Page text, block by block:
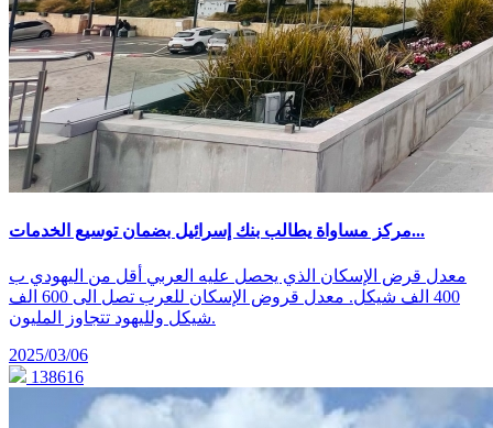
مركز مساواة يطالب بنك إسرائيل بضمان توسيع الخدمات...
معدل قرض الإسكان الذي يحصل عليه العربي أقل من اليهودي ب
400 الف شيكل. معدل قروض الإسكان للعرب تصل الى 600 الف
شيكل ولليهود تتجاوز المليون.
2025/03/06
138616